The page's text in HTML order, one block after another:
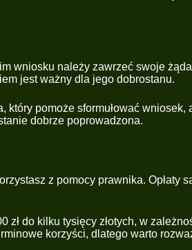
wniosku należy zawrzeć swoje
jest ważny dla jego dobrostanu.
który pomoże sformułować wniosek,
dobrze poprowadzona.
z pomocy prawnika. Opłaty
do kilku tysięcy złotych, w
korzyści, dlatego warto